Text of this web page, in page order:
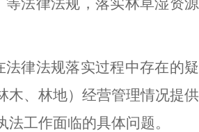
法律法规，落实林草湿资源
律法规落实过程中存在的疑
木、林地）经营管理情况提供
工作面临的具体问题。